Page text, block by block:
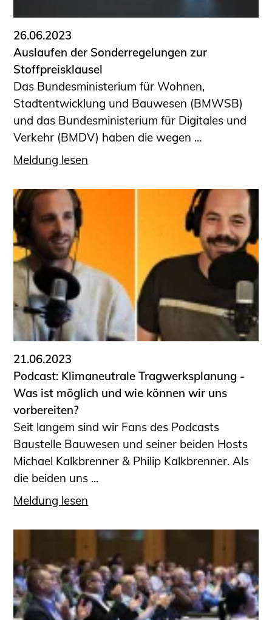
26.06.2023
Auslaufen der Sonderregelungen zur
Stoffpreisklausel
Das Bundesministerium für Wohnen,
Stadtentwicklung und Bauwesen (BMWSB)
und das Bundesministerium für Digitales und
Verkehr (BMDV) haben die wegen ...
Meldung lesen
21.06.2023
Podcast: Klimaneutrale Tragwerksplanung -
Was ist möglich und wie können wir uns
vorbereiten?
Seit langem sind wir Fans des Podcasts
Baustelle Bauwesen und seiner beiden Hosts
Michael Kalkbrenner & Philip Kalkbrenner. Als
die beiden uns ...
Meldung lesen